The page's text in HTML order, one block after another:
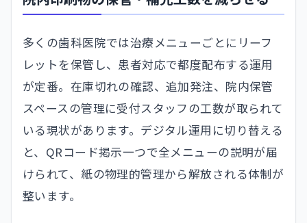
多くの歯科医院では治療メニューごとにリーフ
レットを保管し、患者対応で都度配布する運用
が定番。在庫切れの確認、追加発注、院内保管
スペースの管理に受付スタッフの工数が取られて
いる現状があります。デジタル運用に切り替える
と、QRコード掲示一つで全メニューの説明が届
けられて、紙の物理的管理から解放される体制が
整います。